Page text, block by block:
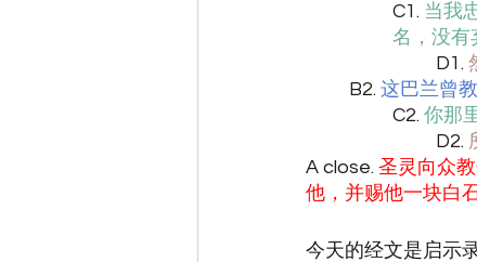
C1. 当我
名，没有
D1.
B2. 这巴兰曾
C2. 你那
		D2.
A close. 圣灵向众
他，并赐他一块白
今天的经文是启示